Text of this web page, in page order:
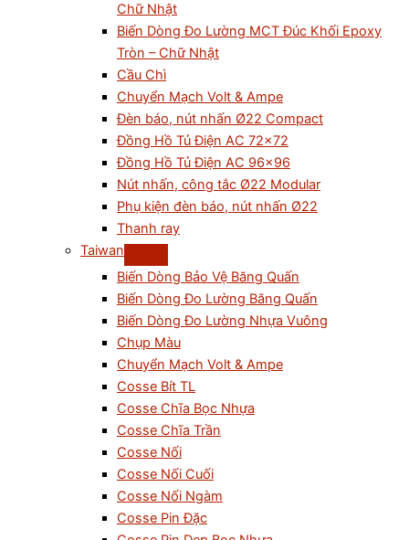
Chữ Nhật
Biến Dòng Đo Lường MCT Đúc Khối Epoxy
Tròn – Chữ Nhật
Cầu Chì
Chuyển Mạch Volt & Ampe
Đèn báo, nút nhấn Ø22 Compact
Đồng Hồ Tủ Điện AC 72×72
Đồng Hồ Tủ Điện AC 96×96
Nút nhấn, công tắc Ø22 Modular
Phụ kiện đèn báo, nút nhấn Ø22
Thanh ray
Taiwan
Biến Dòng Bảo Vệ Băng Quấn
Biến Dòng Đo Lường Băng Quấn
Biến Dòng Đo Lường Nhựa Vuông
Chụp Màu
Chuyển Mạch Volt & Ampe
Cosse Bít TL
Cosse Chĩa Bọc Nhựa
Cosse Chĩa Trần
Cosse Nối
Cosse Nối Cuối
Cosse Nối Ngàm
Cosse Pin Đặc